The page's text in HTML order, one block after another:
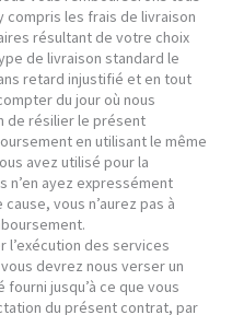
les frais de livraison
résultant de votre choix
de livraison standard le
retard injustifié et en tout
du jour où nous
de résilier le présent
en utilisant le même
avez utilisé pour la
n’en ayez expressément
vous n’aurez pas à
l’exécution des services
devrez nous verser un
jusqu’à ce que vous
du présent contrat, par